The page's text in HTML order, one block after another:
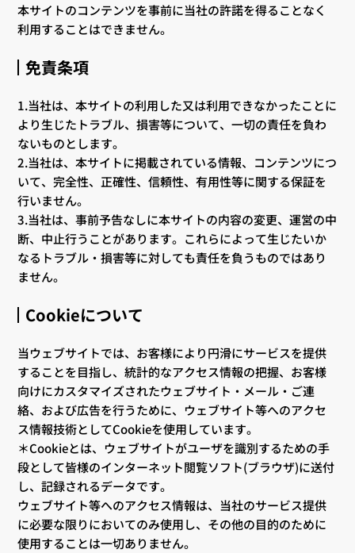
本サイトのコンテンツを事前に当社の許諾を得ることなく
利用することはできません。
免責条項
1.当社は、本サイトの利用した又は利用できなかったことに
より生じたトラブル、損害等について、一切の責任を負わ
ないものとします。
2.当社は、本サイトに掲載されている情報、コンテンツにつ
いて、完全性、正確性、信頼性、有用性等に関する保証を
行いません。
3.当社は、事前予告なしに本サイトの内容の変更、運営の中
断、中止行うことがあります。これらによって生じたいか
なるトラブル・損害等に対しても責任を負うものではあり
ません。
Cookieについて
当ウェブサイトでは、お客様により円滑にサービスを提供
することを目指し、統計的なアクセス情報の把握、お客様
向けにカスタマイズされたウェブサイト・メール・ご連
絡、および広告を行うために、ウェブサイト等へのアクセ
ス情報技術としてCookieを使用しています。
＊Cookieとは、ウェブサイトがユーザを識別するための手
段として皆様のインターネット閲覧ソフト(ブラウザ)に送付
し、記録されるデータです。
ウェブサイト等へのアクセス情報は、当社のサービス提供
に必要な限りにおいてのみ使用し、その他の目的のために
使用することは一切ありません。